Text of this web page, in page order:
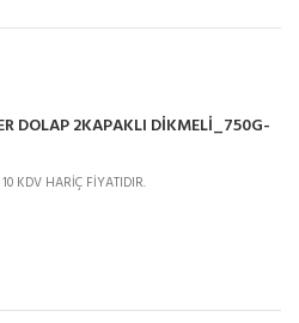
DOLAP 2KAPAKLI DİKMELİ_750G-
KDV HARİÇ FİYATIDIR.